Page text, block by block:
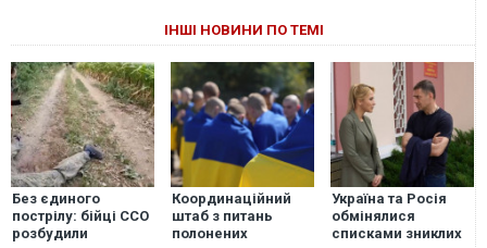
ІНШІ НОВИНИ ПО ТЕМІ
Без єдиного
пострілу: бійці ССО
розбудили
Координаційний
штаб з питань
полонених
Україна та Росія
обмінялися
списками зниклих